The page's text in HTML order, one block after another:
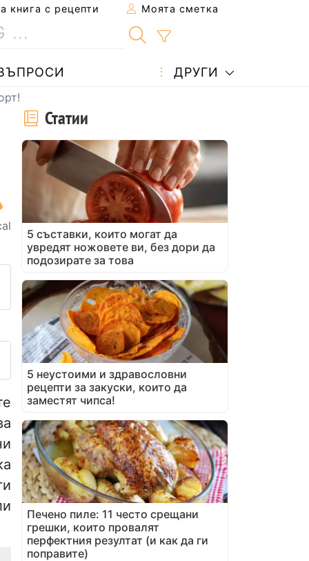
книга с рецепти Моята сметка
ДРУГИ
на приятел
на тази страница
въпрос на автора
своя снимка
Статии
5 съставки, които могат да
увредят ножовете ви, без дори да
подозирате за това
5 неустоими и здравословни
рецепти за закуски, които да
заместят чипса!
Печено пиле: 11 често срещани
грешки, които провалят
перфектния резултат (и как да ги
поправите)